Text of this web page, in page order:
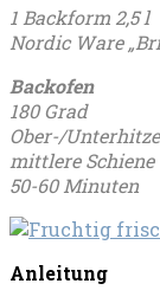
1 Backform 2,5 l
Nordic Ware
Backofen
180 Grad
Ober-/Unterhitze
mittlere Schiene
50-60 Minuten
Anleitung